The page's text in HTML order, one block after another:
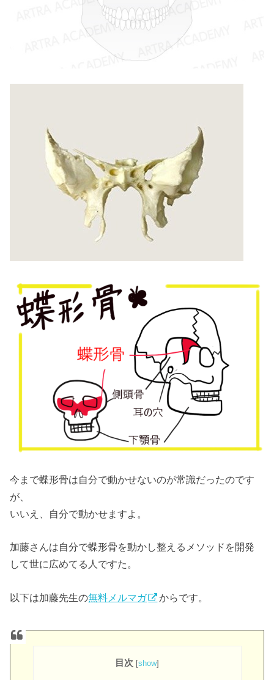
今まで蝶形骨は自分で動かせないのが常識だったのです
が、
いいえ、自分で動かせますよ。
加藤さんは自分で蝶形骨を動かし整えるメソッドを開発
して世に広めてる人ですた。
以下は加藤先生の無料メルマガ からです。
目次 [show]